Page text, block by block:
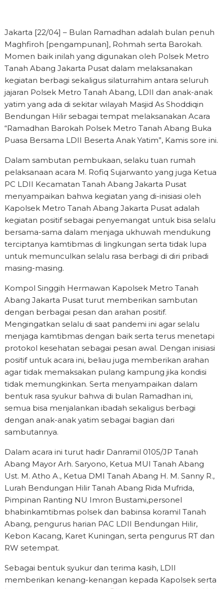
Jakarta [22/04] – Bulan Ramadhan adalah bulan penuh
Maghfiroh [pengampunan], Rohmah serta Barokah.
Momen baik inilah yang digunakan oleh Polsek Metro
Tanah Abang Jakarta Pusat dalam melaksanakan
kegiatan berbagi sekaligus silaturrahim antara seluruh
jajaran Polsek Metro Tanah Abang, LDII dan anak-anak
yatim yang ada di sekitar wilayah Masjid As Shoddiqin
Bendungan Hilir sebagai tempat melaksanakan Acara
“Ramadhan Barokah Polsek Metro Tanah Abang Buka
Puasa Bersama LDII Beserta Anak Yatim”, Kamis sore ini.
Dalam sambutan pembukaan, selaku tuan rumah
pelaksanaan acara M. Rofiq Sujarwanto yang juga Ketua
PC LDII Kecamatan Tanah Abang Jakarta Pusat
menyampaikan bahwa kegiatan yang di-inisiasi oleh
Kapolsek Metro Tanah Abang Jakarta Pusat adalah
kegiatan positif sebagai penyemangat untuk bisa selalu
bersama-sama dalam menjaga ukhuwah mendukung
terciptanya kamtibmas di lingkungan serta tidak lupa
untuk memunculkan selalu rasa berbagi di diri pribadi
masing-masing.
Kompol Singgih Hermawan Kapolsek Metro Tanah
Abang Jakarta Pusat turut memberikan sambutan
dengan berbagai pesan dan arahan positif.
Mengingatkan selalu di saat pandemi ini agar selalu
menjaga kamtibmas dengan baik serta terus menetapi
protokol kesehatan sebagai pesan awal. Dengan inisiasi
positif untuk acara ini, beliau juga memberikan arahan
agar tidak memaksakan pulang kampung jika kondisi
tidak memungkinkan. Serta menyampaikan dalam
bentuk rasa syukur bahwa di bulan Ramadhan ini,
semua bisa menjalankan ibadah sekaligus berbagi
dengan anak-anak yatim sebagai bagian dari
sambutannya.
Dalam acara ini turut hadir Danramil 0105/JP Tanah
Abang Mayor Arh. Saryono, Ketua MUI Tanah Abang
Ust. M. Atho A., Ketua DMI Tanah Abang H. M. Sanny R.,
Lurah Bendungan Hilir Tanah Abang Rida Mufrida,
Pimpinan Ranting NU Imron Bustami,personel
bhabinkamtibmas polsek dan babinsa koramil Tanah
Abang, pengurus harian PAC LDII Bendungan Hilir,
Kebon Kacang, Karet Kuningan, serta pengurus RT dan
RW setempat.
Sebagai bentuk syukur dan terima kasih, LDII
memberikan kenang-kenangan kepada Kapolsek serta